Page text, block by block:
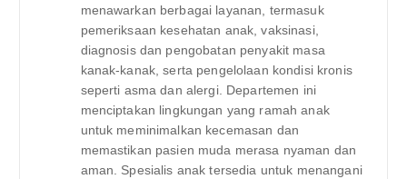
menawarkan berbagai layanan, termasuk
pemeriksaan kesehatan anak, vaksinasi,
diagnosis dan pengobatan penyakit masa
kanak-kanak, serta pengelolaan kondisi kronis
seperti asma dan alergi. Departemen ini
menciptakan lingkungan yang ramah anak
untuk meminimalkan kecemasan dan
memastikan pasien muda merasa nyaman dan
aman. Spesialis anak tersedia untuk menangani